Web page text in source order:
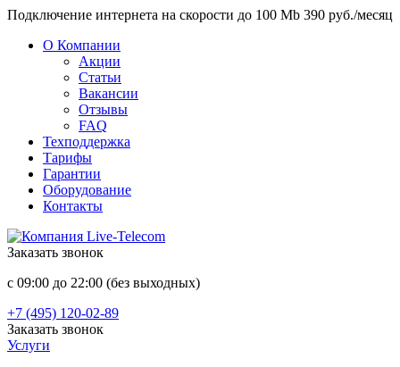
Подключение интернета на скорости до 100 Mb 390 руб./месяц
О Компании
Акции
Статьи
Вакансии
Отзывы
FAQ
Техподдержка
Тарифы
Гарантии
Оборудование
Контакты
Заказать звонок
с 09:00 до 22:00 (без выходных)
+7 (495) 120-02-89
Заказать звонок
Услуги